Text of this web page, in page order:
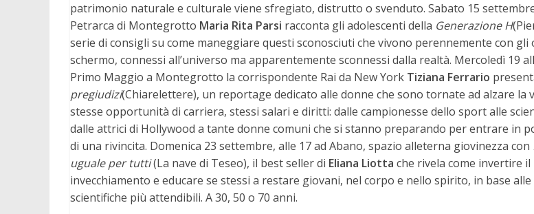
patrimonio naturale e culturale viene sfregiato, distrutto o svenduto. Sabato 15 settembre
Petrarca di Montegrotto Maria Rita Parsi racconta gli adolescenti della Generazione H
serie di consigli su come maneggiare questi sconosciuti che vivono perennemente con gli
schermo, connessi all’universo ma apparentemente sconnessi dalla realtà. Mercoledì 19
Primo Maggio a Montegrotto la corrispondente Rai da New York Tiziana Ferrario
pregiudizi(Chiarelettere), un reportage dedicato alle donne che sono tornate ad alzare la
stesse opportunità di carriera, stessi salari e diritti: dalle campionesse dello sport alle
dalle attrici di Hollywood a tante donne comuni che si stanno preparando per entrare in
di una rivincita. Domenica 23 settembre, alle 17 ad Abano, spazio alleterna giovinezza con
uguale per tutti(La nave di Teseo), il best seller di Eliana Liotta che rivela come invertire il
invecchiamento e educare se stessi a restare giovani, nel corpo e nello spirito, in base alle
scientifiche più attendibili. A 30, 50 o 70 anni.